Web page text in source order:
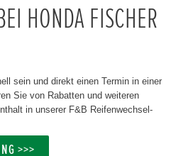
HONDA FISCHER
sein und direkt einen Termin in einer
Sie von Rabatten und weiteren
in unserer F&B Reifenwechsel-
>>>